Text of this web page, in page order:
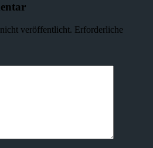
veröffentlicht. Erforderliche